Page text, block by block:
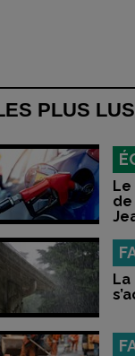
PLUS LUS
Le
de
La